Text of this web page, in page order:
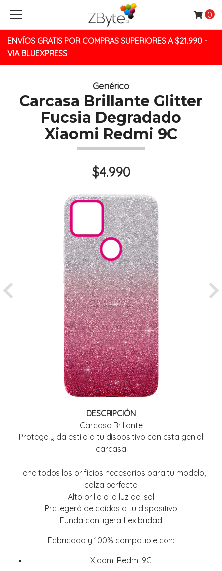
ENVÍOS GRATIS POR COMPRAS SUPERIORES A $21.990 -
VIA BLUEXPRESS
0
Genérico
Carcasa Brillante Glitter
Fucsia Degradado
Xiaomi Redmi 9C
$4.990
Previous
DESCRIPCIÓN
Carcasa Brillante
Protege y da estilo a tu dispositivo con esta genial
carcasa
Tiene todos los orificios necesarios para tu modelo,
calza perfecto
Alto brillo a la luz del sol
Protegerá de caídas a tu dispositivo
Funda con ligera flexibilidad
Fabricada y 100% compatible con:
Xiaomi Redmi 9C